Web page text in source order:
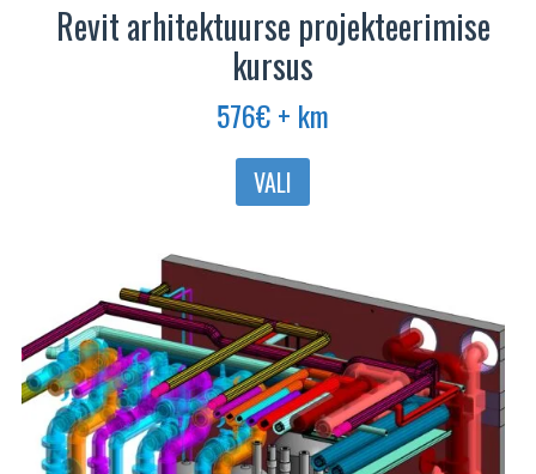
Revit arhitektuurse projekteerimise
kursus
576€+ km
VALI
Sellel
varianti.
Valikuid
saab
teha
tootelehel.